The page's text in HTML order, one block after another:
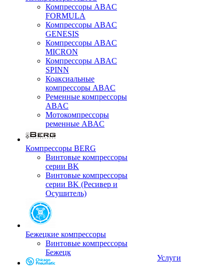
Компрессоры ABAC
FORMULA
Компрессоры ABAC
GENESIS
Компрессоры ABAC
MICRON
Компрессоры ABAC
SPINN
Коаксиальные
компрессоры ABAC
Ременные компрессоры
ABAC
Мотокомпрессоры
ременные ABAC
Компрессоры BERG
Винтовые компрессоры
серии BK
Винтовые компрессоры
серии BK (Ресивер и
Осушитель)
Бежецкие компрессоры
Винтовые компрессоры
Бежецк
Услуги